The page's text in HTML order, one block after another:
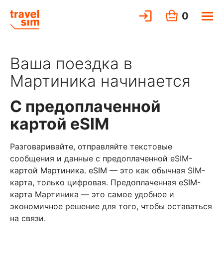
0
Ваша поездка в
Мартиника начинается
С предоплаченной
картой eSIM
Разговаривайте, отправляйте текстовые
сообщения и данные с предоплаченной eSIM-
картой Мартиника. eSIM — это как обычная SIM-
карта, только цифровая. Предоплаченная eSIM-
карта Мартиника — это самое удобное и
экономичное решение для того, чтобы оставаться
на связи.